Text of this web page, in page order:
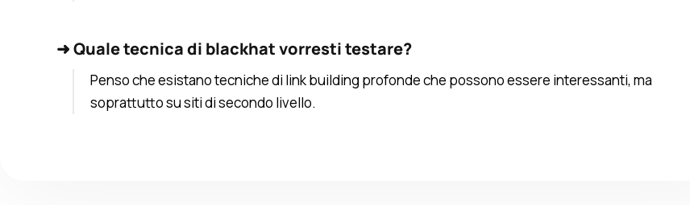
➜Quale tecnica di blackhat vorresti testare?
Penso che esistano tecniche di link building profonde che possono essere interessanti, ma
soprattutto su siti di secondo livello.